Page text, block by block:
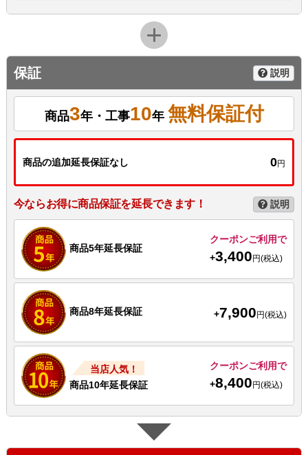
保証 説明
商品3年・工事10年 無料保証付
商品の追加延長保証なし 0円
今ならお得に商品保証を延長できます！ 説明
商品5年延長保証
クーポンご利用で
+3,400円(税込)
商品8年延長保証 +7,900 円(税込)
当店人気！
商品10年延長保証
クーポンご利用で
+8,400円(税込)